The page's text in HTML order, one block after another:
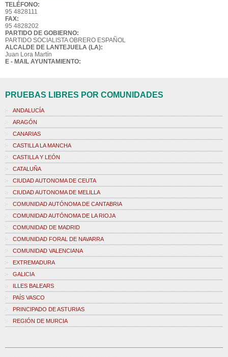
TELÉFONO:
95 4828111
FAX:
95 4828202
PARTIDO DE GOBIERNO:
PARTIDO SOCIALISTA OBRERO ESPAÑOL
ALCALDE DE LANTEJUELA (LA):
Juan Lora Martín
E - MAIL AYUNTAMIENTO:
PRUEBAS LIBRES POR COMUNIDADES
ANDALUCÍA
ARAGÓN
CANARIAS
CASTILLA LA MANCHA
CASTILLA Y LEÓN
CATALUÑA
CIUDAD AUTONOMA DE CEUTA
CIUDAD AUTONOMA DE MELILLA
COMUNIDAD AUTÓNOMA DE CANTABRIA
COMUNIDAD AUTÓNOMA DE LA RIOJA
COMUNIDAD DE MADRID
COMUNIDAD FORAL DE NAVARRA
COMUNIDAD VALENCIANA
EXTREMADURA
GALICIA
ILLES BALEARS
PAÍS VASCO
PRINCIPADO DE ASTURIAS
REGIÓN DE MURCIA